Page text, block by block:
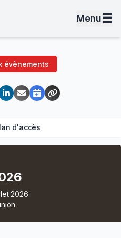
Menu☰
évènements
d'accès
2026